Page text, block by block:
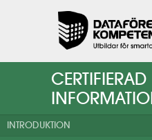
CERTIFIERAD
INTRODUKTION